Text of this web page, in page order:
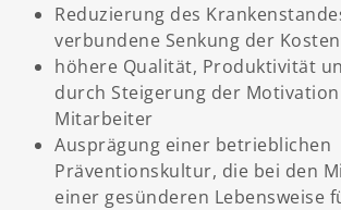
Reduzierung des
verbundene Senkung der Kosten
höhere Qualität, Produktivität
durch Steigerung der
Mitarbeiter
Ausprägung einer betrieblichen
Präventionskultur, die bei den
einer gesünderen Lebensweise